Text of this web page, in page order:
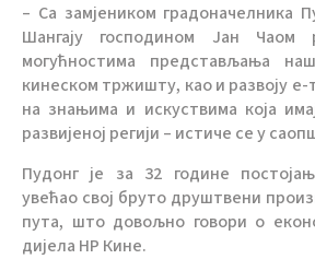
– Са замјеником градоначелника
Шангају господином Јан Чаом
могућностима представљања
кинеском тржишту, као и развоју е-
на знањима и искуствима која
развијеној регији – истиче се у
Пудонг је за 32 године
увећао свој бруто друштвени
пута, што довољно говори о
дијела НР Кине.